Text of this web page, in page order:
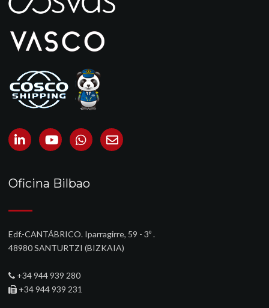
Oficina Bilbao
Edf.-CANTÁBRICO. Iparragirre, 59 - 3º .
48980 SANTURTZI (BIZKAIA)‎
+34 944 939 280
+34 944 939 231